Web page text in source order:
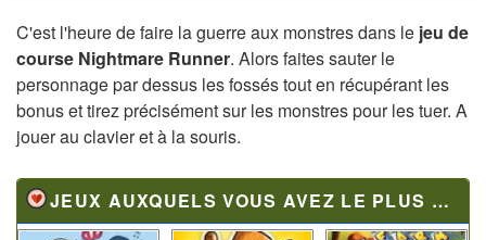
C'est l'heure de faire la guerre aux monstres dans le jeu de
course Nightmare Runner. Alors faites sauter le
personnage par dessus les fossés tout en récupérant les
bonus et tirez précisément sur les monstres pour les tuer. A
jouer au clavier et à la souris.
JEUX AUXQUELS VOUS AVEZ LE PLUS JOUÉ